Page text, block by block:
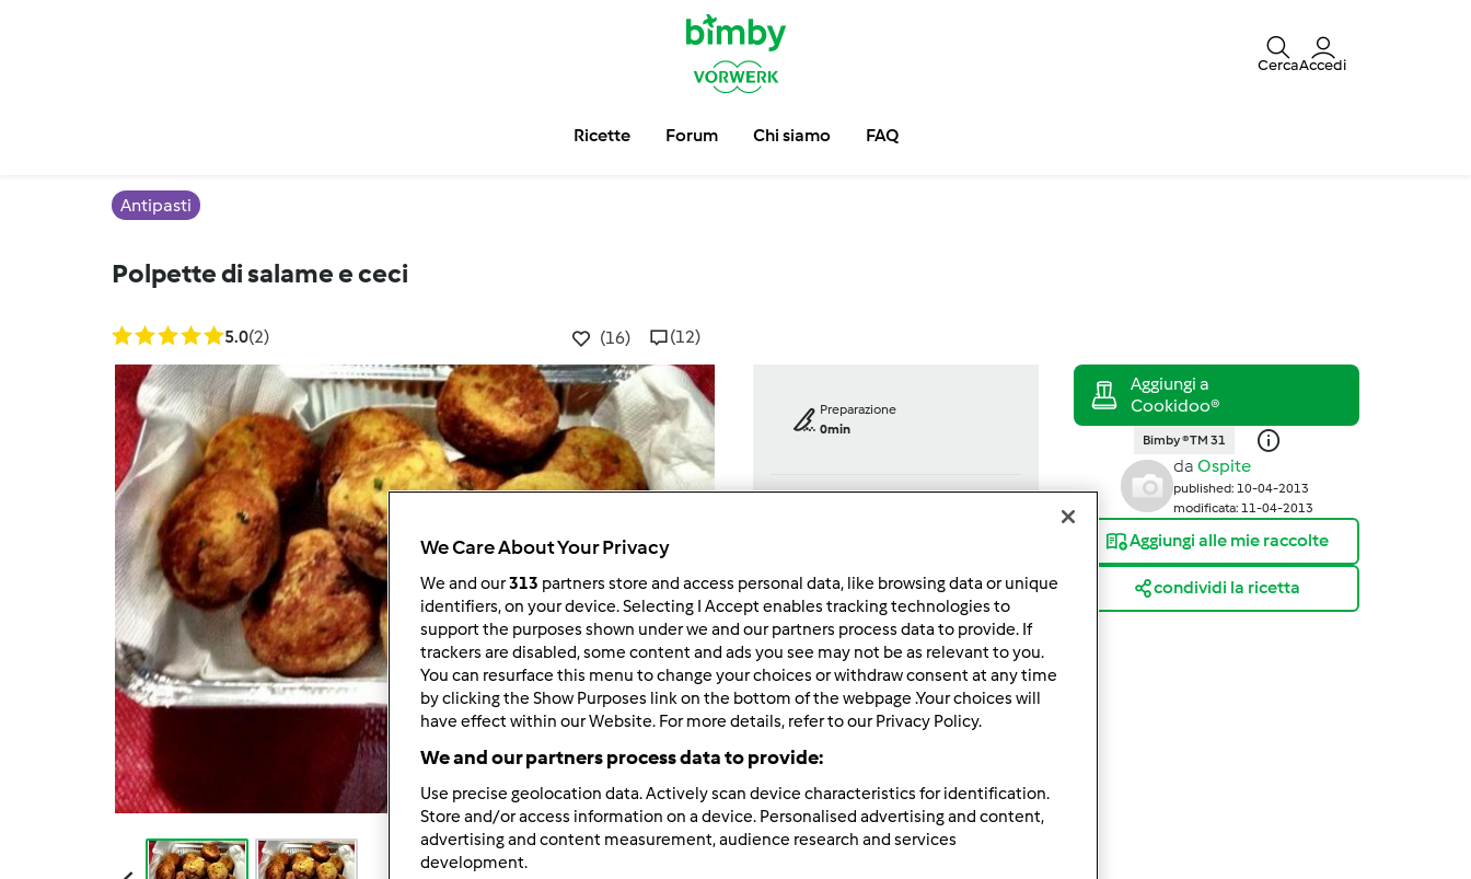
CercaAccedi
Ricette Forum Chi siamo FAQ
Antipasti
Polpette di salame e ceci
5.0(2) (16) (12)
Preparazione
0min
porzione/porzioni
4porzione/porzioni
facile
Bimby ® TM 31
da Ospite
published: 10-04-2013
modificata: 11-04-2013
Aggiungi alle mie raccolte
condividi la ricetta
We Care About Your Privacy
We and our313 partners store and access personal data, like browsing data or unique
identifiers, on your device. Selecting I Accept enables tracking technologies to
support the purposes shown under we and our partners process data to provide. If
trackers are disabled, some content and ads you see may not be as relevant to you.
You can resurface this menu to change your choices or withdraw consent at any time
by clicking the Show Purposes link on the bottom of the webpage .Your choices will
have effect within our Website. For more details, refer to our Privacy Policy.
We and our partners process data to provide:
Use precise geolocation data. Actively scan device characteristics for identification.
Store and/or access information on a device. Personalised advertising and content,
advertising and content measurement, audience research and services
development.